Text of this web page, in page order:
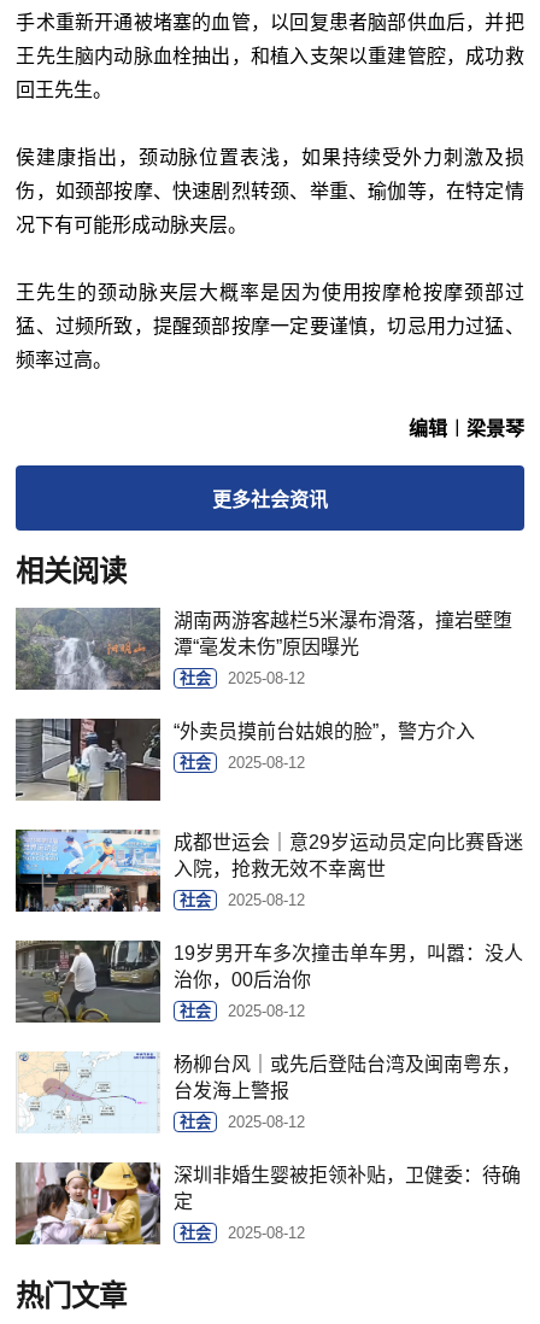
手术重新开通被堵塞的血管，以回复患者脑部供血后，并把
王先生脑内动脉血栓抽出，和植入支架以重建管腔，成功救
回王先生。
侯建康指出，颈动脉位置表浅，如果持续受外力刺激及损
伤，如颈部按摩、快速剧烈转颈、举重、瑜伽等，在特定情
况下有可能形成动脉夹层。
王先生的颈动脉夹层大概率是因为使用按摩枪按摩颈部过
猛、过频所致，提醒颈部按摩一定要谨慎，切忌用力过猛、
频率过高。
编辑︱梁景琴
更多社会资讯
相关阅读
湖南两游客越栏5米瀑布滑落，撞岩壁堕
潭“毫发未伤”原因曝光
社会 2025-08-12
“外卖员摸前台姑娘的脸”，警方介入
社会 2025-08-12
成都世运会｜意29岁运动员定向比赛昏迷
入院，抢救无效不幸离世
社会 2025-08-12
19岁男开车多次撞击单车男，叫嚣：没人
治你，00后治你
社会 2025-08-12
杨柳台风｜或先后登陆台湾及闽南粤东，
台发海上警报
社会 2025-08-12
深圳非婚生婴被拒领补贴，卫健委：待确
定
社会 2025-08-12
热门文章